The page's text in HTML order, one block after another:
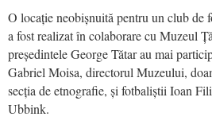
O locație neobișnuită pentru un club de
a fost realizat în colaborare cu Muzeul
președintele George Tătar au mai
Gabriel Moisa, directorul Muzeului,
secția de etnografie, și fotbaliștii Ioan
Ubbink.